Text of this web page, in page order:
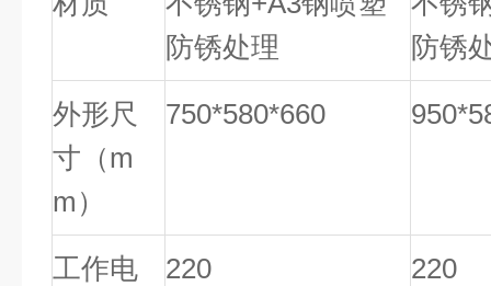
防锈处理
防锈
外形尺
寸（m
m）
750*580*660 9
工作电
220 220